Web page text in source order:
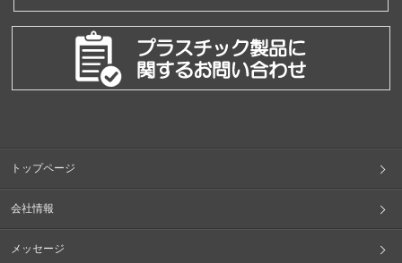
トップページ
会社情報
メッセージ